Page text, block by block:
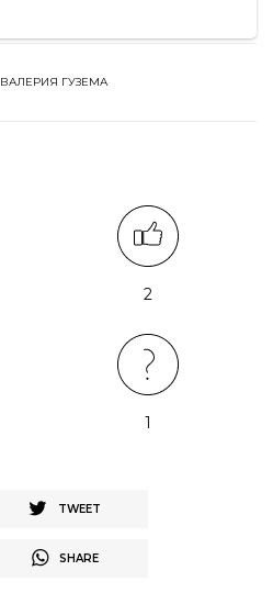
ВАЛЕРИЯ ГУЗЕМА
2
1
TWEET
SHARE